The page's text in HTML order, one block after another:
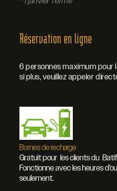
Bornes de recharge
Gratuit pour les clients du
Fonctionne avec les heures
seulement.
Réservation en ligne
6 personnes maximum pour
si plus, veuillez appeler